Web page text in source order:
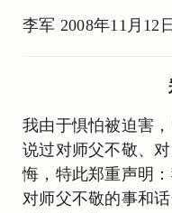
李军 2008年11月12日
我由于惧怕被迫害
说过对师父不敬、
悔，特此郑重声明
对师父不敬的事和